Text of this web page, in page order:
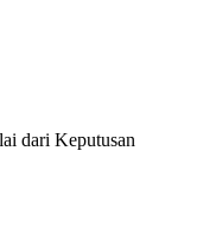
dari Keputusan